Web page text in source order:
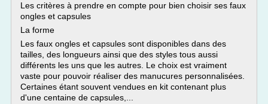
Les critères à prendre en compte pour bien choisir ses faux
ongles et capsules
La forme
Les faux ongles et capsules sont disponibles dans des
tailles, des longueurs ainsi que des styles tous aussi
différents les uns que les autres. Le choix est vraiment
vaste pour pouvoir réaliser des manucures personnalisées.
Certaines étant souvent vendues en kit contenant plus
d'une centaine de capsules,...